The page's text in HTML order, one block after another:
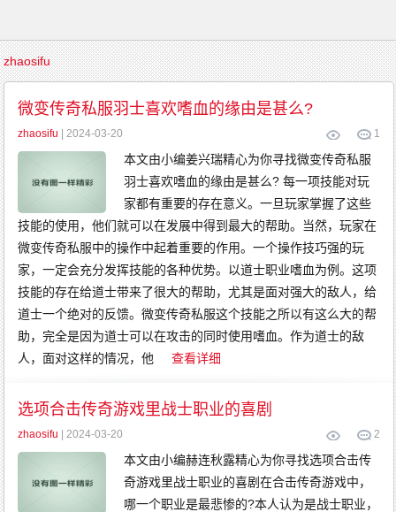
首
页
传
奇
游
戏
复
古
传
奇
新
开
传
奇
传
奇
发
布
精
品
传
奇
英
雄
传
奇
金
币
传
奇
中
变
传
奇
变
态
传
奇
网
通
传
奇
zhaosifu
微变传奇私服羽士喜欢嗜血的缘由是甚么?
1
zhaosifu | 2024-03-20
本文由小编姜兴瑞精心为你寻找微变传奇私服
羽士喜欢嗜血的缘由是甚么? 每一项技能对玩
家都有重要的存在意义。一旦玩家掌握了这些
技能的使用，他们就可以在发展中得到最大的帮助。当然，玩家在
微变传奇私服中的操作中起着重要的作用。一个操作技巧强的玩
家，一定会充分发挥技能的各种优势。以道士职业嗜血为例。这项
技能的存在给道士带来了很大的帮助，尤其是面对强大的敌人，给
道士一个绝对的反馈。微变传奇私服这个技能之所以有这么大的帮
助，完全是因为道士可以在攻击的同时使用嗜血。作为道士的敌
人，面对这样的情况，他
查看详细
选项合击传奇游戏里战士职业的喜剧
2
zhaosifu | 2024-03-20
本文由小编赫连秋露精心为你寻找选项合击传
奇游戏里战士职业的喜剧在合击传奇游戏中，
哪一个职业是最悲惨的?本人认为是战士职业，